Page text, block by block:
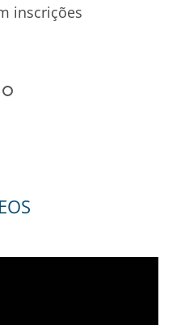
inscrições